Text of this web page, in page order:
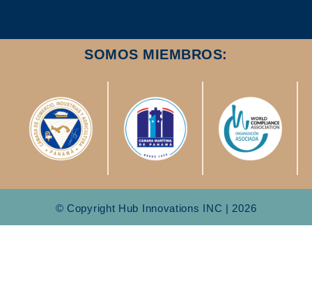
SOMOS MIEMBROS:
© Copyright Hub Innovations INC | 2026